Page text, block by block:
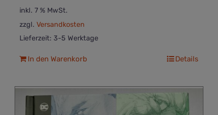
inkl. 7 % MwSt.
zzgl. Versandkosten
Lieferzeit: 3-5 Werktage
In den Warenkorb Details